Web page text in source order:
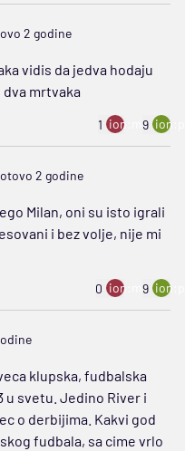
2 godine
vidis da jedva hodaju
mrtvaka
1 ion:minus
9
2 godine
Milan, oni su isto igrali
i bez volje, nije mi
0 ion:minus
9
klupska, fudbalska
u svetu. Jedino River i
o derbijima. Kakvi god
fudbala, sa cime vrlo